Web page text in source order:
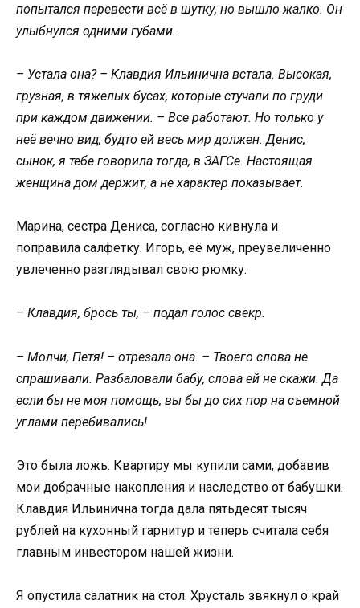
попытался перевести всё в шутку, но вышло жалко. Он
улыбнулся одними губами.
– Устала она? – Клавдия Ильинична встала. Высокая,
грузная, в тяжелых бусах, которые стучали по груди
при каждом движении. – Все работают. Но только у
неё вечно вид, будто ей весь мир должен. Денис,
сынок, я тебе говорила тогда, в ЗАГСе. Настоящая
женщина дом держит, а не характер показывает.
Марина, сестра Дениса, согласно кивнула и
поправила салфетку. Игорь, её муж, преувеличенно
увлеченно разглядывал свою рюмку.
– Клавдия, брось ты, – подал голос свёкр.
– Молчи, Петя! – отрезала она. – Твоего слова не
спрашивали. Разбаловали бабу, слова ей не скажи. Да
если бы не моя помощь, вы бы до сих пор на съемной
углами перебивались!
Это была ложь. Квартиру мы купили сами, добавив
мои добрачные накопления и наследство от бабушки.
Клавдия Ильинична тогда дала пятьдесят тысяч
рублей на кухонный гарнитур и теперь считала себя
главным инвестором нашей жизни.
Я опустила салатник на стол. Хрусталь звякнул о край